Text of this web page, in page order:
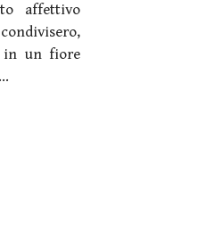
affettivo
in un fiore